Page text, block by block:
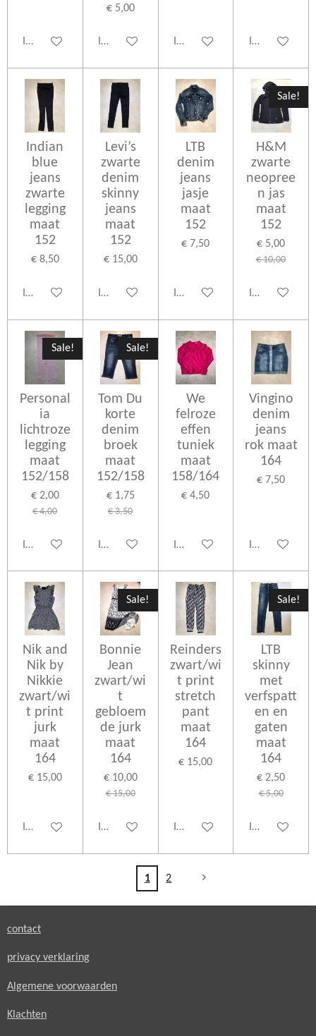
In winkelwagen
€ 5,00
In winkelwagen In winkelwagen In
Indian
blue
jeans
zwarte
legging
maat
152
€ 8,50
In winkelwagen
Levi’s
zwarte
denim
skinny
jeans
maat
152
€ 15,00
In winkelwagen
LTB
denim
jeans
jasje
maat
152
€ 7,50
In winkelwagen
Sale!
H&M
zwarte
neopree
n jas
maat
152
€ 5,00
€ 10,00
In
Sale!
Personal
ia
lichtroze
legging
maat
152/158
€ 2,00
€ 4,00
In winkelwagen
Sale!
Tom Du
korte
denim
broek
maat
152/158
€ 1,75
€ 3,50
In winkelwagen
We
felroze
effen
tuniek
maat
158/164
€ 4,50
In winkelwagen
Vingino
denim
jeans
rok maat
164
€ 7,50
In
Nik and
Nik by
Nikkie
zwart/wi
t print
jurk
maat
164
€ 15,00
In winkelwagen
Sale!
Bonnie
Jean
zwart/wi
t
gebloem
de jurk
maat
164
€ 10,00
€ 15,00
In winkelwagen
Reinders
zwart/wi
t print
stretch
pant
maat
164
€ 15,00
In winkelwagen
Sale!
LTB
skinny
met
verfspatt
en en
gaten
maat
164
€ 2,50
€ 5,00
In
1 2
contact
privacy verklaring
Algemene voorwaarden
Klachten